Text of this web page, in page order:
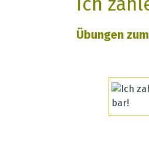
Übungen
Bildergalerie